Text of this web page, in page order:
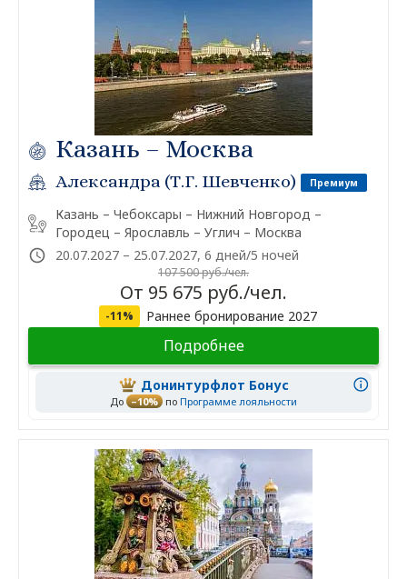
Казань – Москва
Александра (Т.Г. Шевченко) Премиум
Казань – Чебоксары – Нижний Новгород –
Городец – Ярославль – Углич – Москва
20.07.2027 – 25.07.2027, 6 дней/5 ночей
107 500 руб./чел.
От 95 675 руб./чел.
-11% Раннее бронирование 2027
Подробнее
Донинтурфлот Бонус
До –10% по Программе лояльности